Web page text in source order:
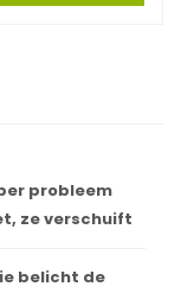
probleem
ze verschuift
belicht de